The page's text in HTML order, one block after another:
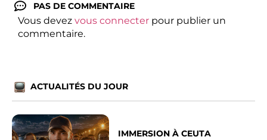
PAS DE COMMENTAIRE
Vous devez vous connecter pour publier un
commentaire.
ACTUALITÉS DU JOUR
IMMERSION À CEUTA